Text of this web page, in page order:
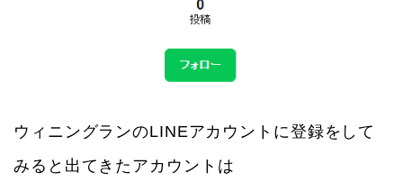
ウィニングランのLINEアカウントに登録をして
みると出てきたアカウントは